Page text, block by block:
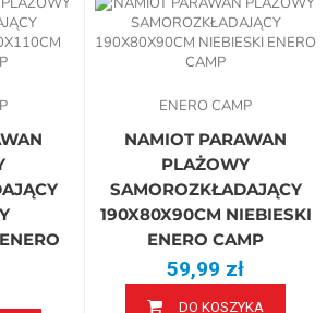
ENERO CAMP
NAMIOT PARAWAN
PLAŻOWY
SAMOROZKŁADAJĄCY
190X80X90CM NIEBIESKI
ENERO CAMP
59,99 zł
DO KOSZYKA